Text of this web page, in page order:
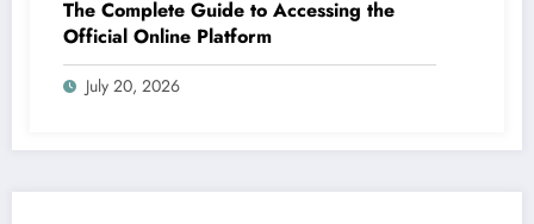
The Complete Guide to Accessing the
Official Online Platform
July 20, 2026